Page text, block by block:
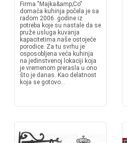
Firma "Majka&amp;Co"
domaća kuhinja počela je sa
radom 2006. godine iz
potreba koje su nastale da se
pruže usluga kuvanja
kapacitetima naše ostojeće
porodice. Za tu svrhu je
osposobljena veća kuhinja
na jedinstvenoj lokaciji koja
je vremenom prerasla u ono
što je danas. Kao delatnost
koja se gotovo...